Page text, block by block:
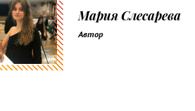
Мария Слесарева
Автор